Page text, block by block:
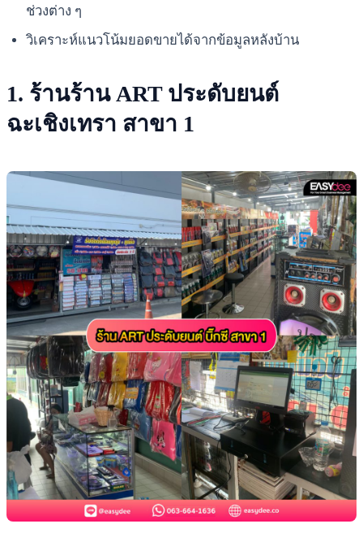
ช่วงต่าง ๆ
วิเคราะห์แนวโน้มยอดขายได้จากข้อมูลหลังบ้าน
1. ร้านร้าน ART ประดับยนต์
ฉะเชิงเทรา สาขา 1